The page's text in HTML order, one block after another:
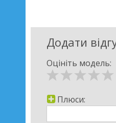
Додати
Оцініть модель:
Плюси: